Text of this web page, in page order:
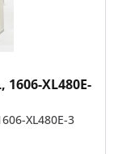
XL480E-
XL480E-3